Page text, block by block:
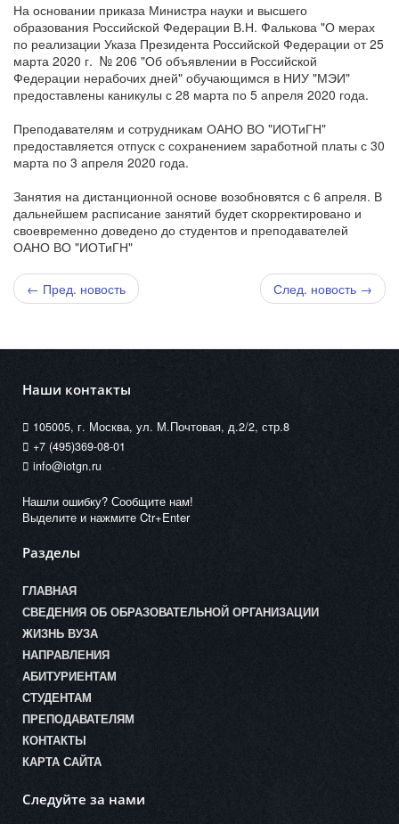
На основании приказа Министра науки и высшего
образования Российской Федерации В.Н. Фалькова "О мерах
по реализации Указа Президента Российской Федерации от 25
марта 2020 г. № 206 "Об объявлении в Российской
Федерации нерабочих дней" обучающимся в НИУ "МЭИ"
предоставлены каникулы с 28 марта по 5 апреля 2020 года.
Преподавателям и сотрудникам ОАНО ВО "ИОТиГН"
предоставляется отпуск с сохранением заработной платы с 30
марта по 3 апреля 2020 года.
Занятия на дистанционной основе возобновятся с 6 апреля. В
дальнейшем расписание занятий будет скорректировано и
своевременно доведено до студентов и преподавателей
ОАНО ВО "ИОТиГН"
← Пред. новость След. новость →
Наши контакты
105005, г. Москва, ул. М.Почтовая, д.2/2, стр.8
+7 (495)369-08-01
info@iotgn.ru
Нашли ошибку? Сообщите нам!
Выделите и нажмите Ctr+Enter
Разделы
ГЛАВНАЯ
СВЕДЕНИЯ ОБ ОБРАЗОВАТЕЛЬНОЙ ОРГАНИЗАЦИИ
ЖИЗНЬ ВУЗА
НАПРАВЛЕНИЯ
АБИТУРИЕНТАМ
СТУДЕНТАМ
ПРЕПОДАВАТЕЛЯМ
КОНТАКТЫ
КАРТА САЙТА
Следуйте за нами